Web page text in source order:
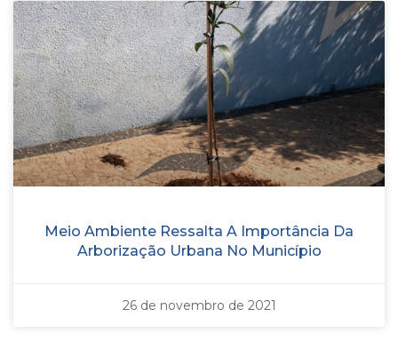
Meio Ambiente Ressalta A Importância Da
Arborização Urbana No Município
26 de novembro de 2021